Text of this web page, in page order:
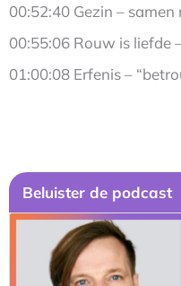
00:52:40 Gezin – samen
00:55:06 Rouw is liefde
01:00:08 Erfenis –
Beluister de podcast